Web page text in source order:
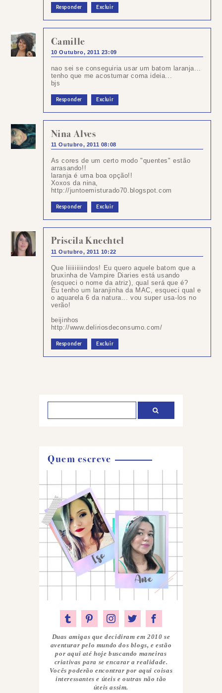
Responder Excluir
Camille
10 Outubro, 2011 23:09
nao sei se conseguiria usar um batom laranja...
tenho que me acostumar coma ideia...
bjs
Responder Excluir
Nina Alves
11 Outubro, 2011 08:08
As cores de um certo modo "quentes" estão
arrasando!!
laranja é uma boa opção!!
Xoxos da nina,
http://juntoemisturado70.blogspot.com
Responder Excluir
Priscila Knechtel
11 Outubro, 2011 10:22
Que liiiiiiiiindos! Eu quero aquele batom que a
bruxinha de Vampire Diaries está usando
(esqueci o nome da atriz), qual será que é?
Eu tenho um laranjinha da MAC, esqueci qual e
o aquarela 6 da natura... vou super usa-los no
verão!
beijinhos
http://www.deliriosdeconsumo.com/
Responder Excluir
Quem escreve
Duas amigas que decidiram em 2010 se
aventurar pelo mundo dos blogs, e estão
por aqui até hoje buscando maneiras
criativas para se encarar a realidade.
Vocês poderão encontrar por aqui coisas
interessantes e úteis e outras não tão
úteis assim.